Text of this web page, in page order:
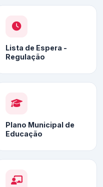
Lista de Espera -
Regulação
Plano Municipal de
Educação